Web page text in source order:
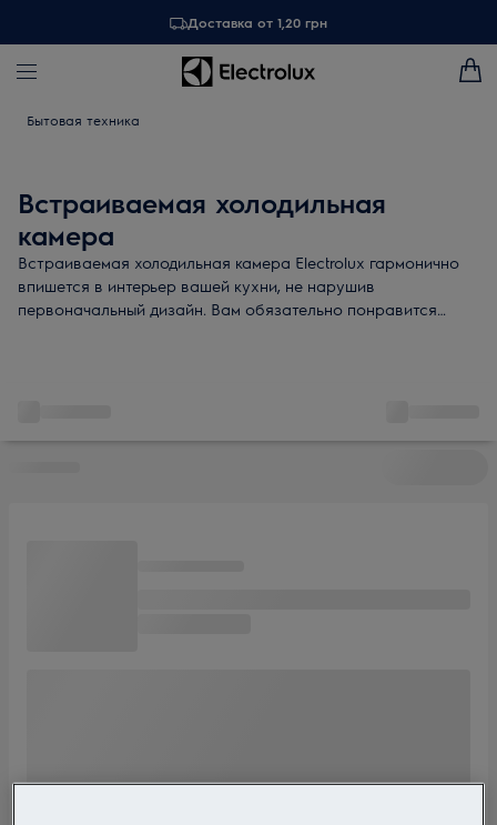
Доставка от 1,20 грн
Бытовая техника
Встраиваемая холодильная
камера
Встраиваемая холодильная камера Electrolux гармонично
впишется в интерьер вашей кухни, не нарушив
первоначальный дизайн. Вам обязательно понравится